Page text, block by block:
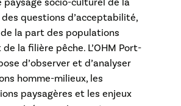
paysage socio-culturel de la
questions d’acceptabilité,
la part des populations
la filière pêche. L’OHM Port-
d’observer et d’analyser
homme-milieux, les
paysagères et les enjeux